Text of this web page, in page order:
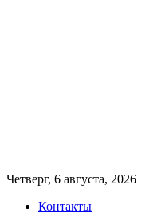
Четверг, 6 августа, 2026
Контакты